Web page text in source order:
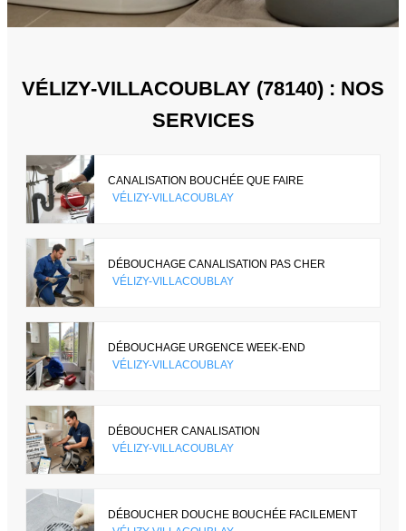
VÉLIZY-VILLACOUBLAY (78140) : NOS
SERVICES
CANALISATION BOUCHÉE QUE FAIRE
VÉLIZY-VILLACOUBLAY
DÉBOUCHAGE CANALISATION PAS CHER
VÉLIZY-VILLACOUBLAY
DÉBOUCHAGE URGENCE WEEK-END
VÉLIZY-VILLACOUBLAY
DÉBOUCHER CANALISATION
VÉLIZY-VILLACOUBLAY
DÉBOUCHER DOUCHE BOUCHÉE FACILEMENT